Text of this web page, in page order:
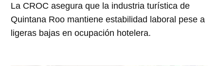
La CROC asegura que la industria turística de
Quintana Roo mantiene estabilidad laboral pese a
ligeras bajas en ocupación hotelera.